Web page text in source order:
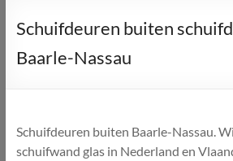
Schuifdeuren buiten
Baarle-Nassau
Schuifdeuren buiten Baarle-Nassau.
schuifwand glas in Nederland en